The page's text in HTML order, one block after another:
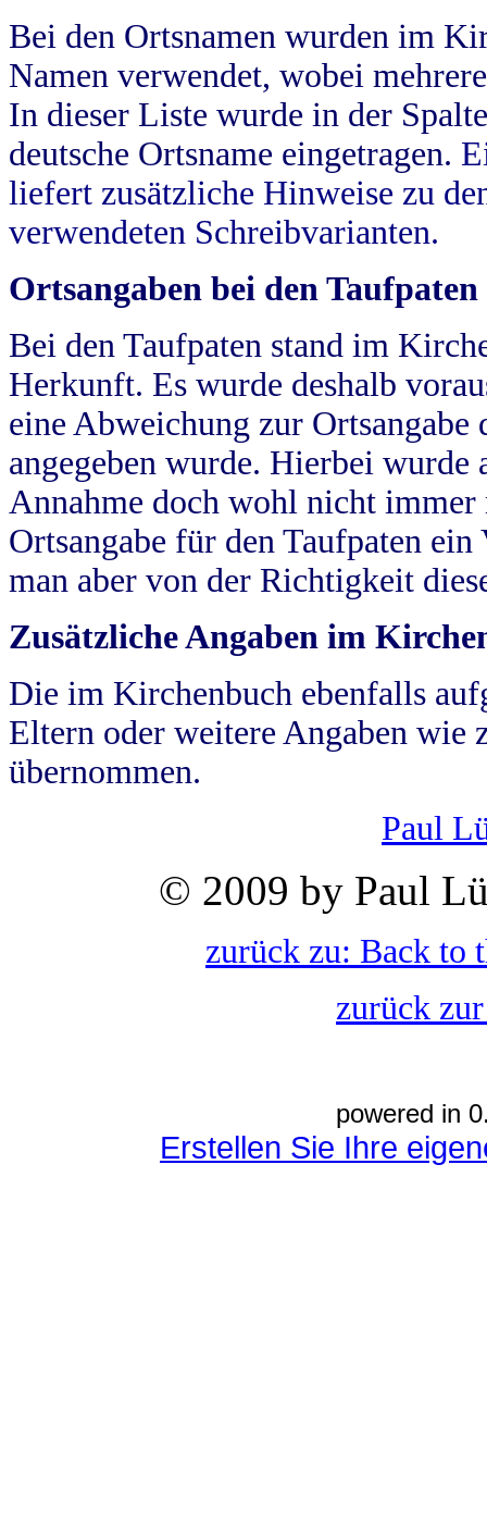
Bei den Ortsnamen wurden im
Namen verwendet, wobei
In dieser Liste wurde in der
deutsche Ortsname eingetragen.
liefert zusätzliche Hinweise zu
verwendeten Schreibvarianten.
Ortsangaben bei den Taufpaten
Bei den Taufpaten stand im
Herkunft. Es wurde deshalb
eine Abweichung zur
angegeben wurde. Hierbei wurde
Annahme doch wohl nicht
Ortsangabe für den Taufpaten
man aber von der Richtigkeit
Zusätzliche Angaben im
Die im Kirchenbuch ebenfalls
Eltern oder weitere Angaben wie
übernommen.
Paul
© 2009 by Paul
zurück zu: Back to
zurück
powered in
Erstellen Sie Ihre